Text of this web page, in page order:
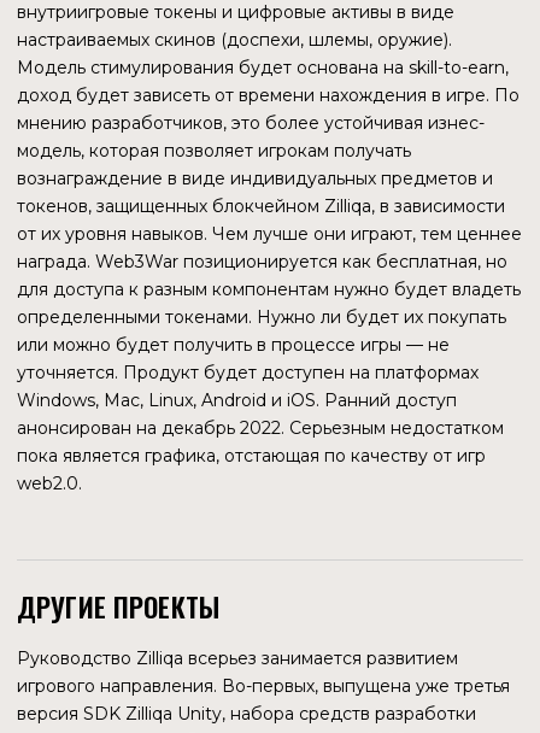
ДЖУЗАР МОТИВАЛЛА
Один из основателей Anquan Capital, бывший президент
Сингапурского компьютерного общества
НОВЫЕ ЛИЦА
2022 год ознаменовался для Zilliqa стратегическими
изменениями в руководстве. Более 10 новых
сотрудников займут ключевые посты. Кроме того,
компания будет расширена за счет приема на различные
Появилось много и новых должностей, и людей с
внушительным профессиональным опытом. Интересно,
Синьшу, предыдущий СЕО, также выходец из
Сингапурского национального университета. Можно
является то, что команда расширяется на сильно
для привлечения качественных human resources, так и
планы, как их использовать.